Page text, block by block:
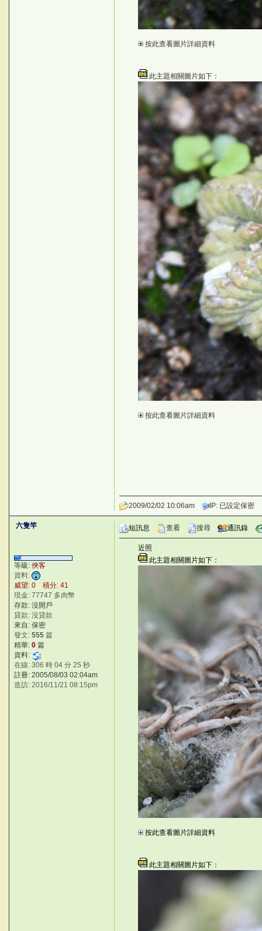
按此查看圖片詳細資料
此主題相關圖片如下：
按此查看圖片詳細資料
2009/02/02 10:06am IP: 已設定保密
六隻竿
等級: 俠客
資料:
威望: 0 積分: 41
現金: 77747 多肉幣
存款: 沒開戶
貸款: 沒貸款
來自: 保密
發文: 555 篇
精華: 0 篇
資料:
在線: 306 時 04 分 25 秒
註冊: 2005/08/03 02:04am
造訪: 2016/11/21 08:15pm
短訊息 查看 搜尋 通訊錄
近照
此主題相關圖片如下：
按此查看圖片詳細資料
此主題相關圖片如下：